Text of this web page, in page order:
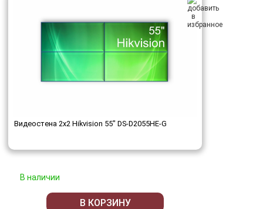
Видеостена 2x2 Hikvision 55" DS-D2055HE-G
В наличии
В КОРЗИНУ